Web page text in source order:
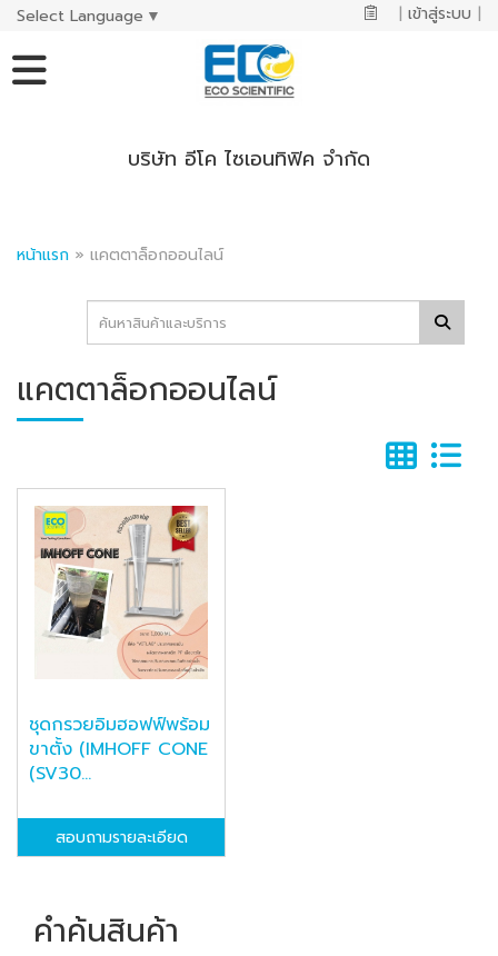
Select Language ▼ | เข้าสู่ระบบ |
บริษัท อีโค ไซเอนทิฟิค จำกัด
หน้าแรก » แคตตาล็อกออนไลน์
แคตตาล็อกออนไลน์
ชุดกรวยอิมฮอฟฟ์พร้อม
ขาตั้ง (IMHOFF CONE
(SV30...
สอบถามรายละเอียด
คำค้นสินค้า